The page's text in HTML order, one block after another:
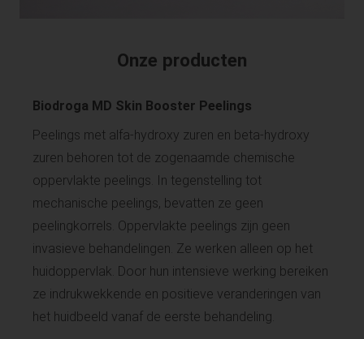
Onze producten
Biodroga MD Skin Booster Peelings
Peelings met alfa-hydroxy zuren en beta-hydroxy
zuren behoren tot de zogenaamde chemische
oppervlakte peelings. In tegenstelling tot
mechanische peelings, bevatten ze geen
peelingkorrels. Oppervlakte peelings zijn geen
invasieve behandelingen. Ze werken alleen op het
huidoppervlak. Door hun intensieve werking bereiken
ze indrukwekkende en positieve veranderingen van
het huidbeeld vanaf de eerste behandeling.